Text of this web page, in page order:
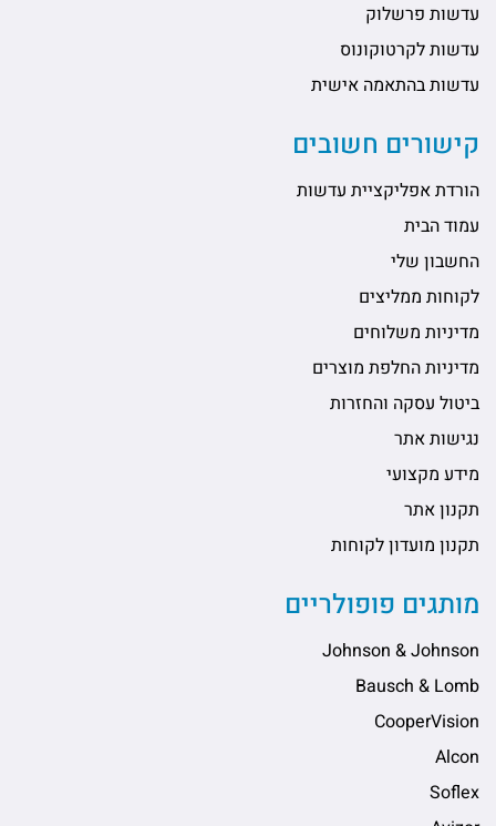
עדשות פרשלוק
עדשות לקרטוקונוס
עדשות בהתאמה אישית
קישורים חשובים
הורדת אפליקציית עדשות
עמוד הבית
החשבון שלי
לקוחות ממליצים
מדיניות משלוחים
מדיניות החלפת מוצרים
ביטול עסקה והחזרות
נגישות אתר
מידע מקצועי
תקנון אתר
תקנון מועדון לקוחות
מותגים פופולריים
Johnson & Johnson
Bausch & Lomb
CooperVision
Alcon
Soflex